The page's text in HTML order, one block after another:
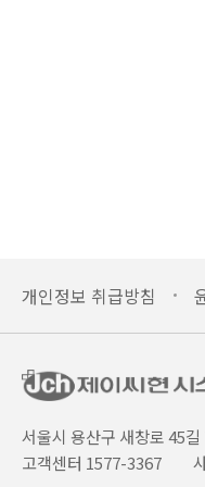
개인정보 취급방침
서울시 용산구 새창로 45
고객센터 1577-3367